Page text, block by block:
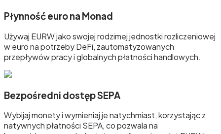
Płynność euro na Monad
Używaj EURW jako swojej rodzimej jednostki rozliczeniowej
w euro na potrzeby DeFi, zautomatyzowanych
przepływów pracy i globalnych płatności handlowych.
Bezpośredni dostęp SEPA
Wybijaj monety i wymieniaj je natychmiast, korzystając z
natywnych płatności SEPA, co pozwala na